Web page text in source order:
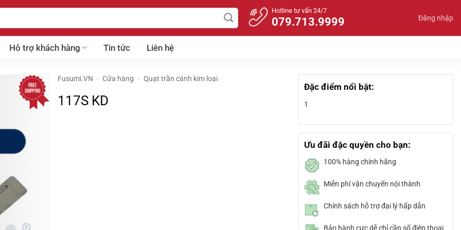
Hotline tư vấn 24/7
079.713.9999 Đăng nhập
Hỗ trợ khách hàng Tin tức Liên hệ
Fusumi.VN - Cửa hàng - Quạt trần cánh kim loại
117S KD
Đặc điểm nổi bật:
1
Ưu đãi đặc quyền cho bạn:
100% hàng chính hãng
Miễn phí vận chuyển nội thành
Chính sách hỗ trợ đại lý hấp dẫn
Bảo hành cực dễ chỉ cần số điện thoại